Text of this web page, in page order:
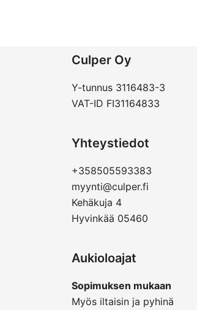
Culper Oy
Y-tunnus 3116483-3
VAT-ID FI31164833
Yhteystiedot
+358505593383
myynti@culper.fi
Kehäkuja 4
Hyvinkää 05460
Aukioloajat
Sopimuksen mukaan
Myös iltaisin ja pyhinä